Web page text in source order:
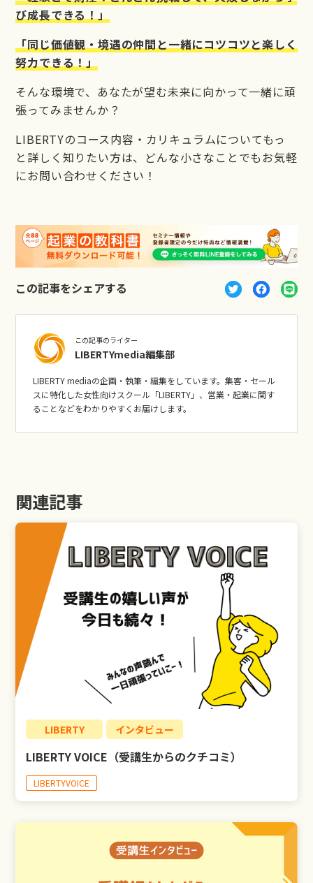
び成長できる！」
「同じ価値観・境遇の仲間と一緒にコツコツと楽しく
努力できる！」
そんな環境で、あなたが望む未来に向かって一緒に頑
張ってみませんか？
LIBERTYのコース内容・カリキュラムについてもっ
と詳しく知りたい方は、どんな小さなことでもお気軽
にお問い合わせください！
この記事をシェアする
この記事のライター
LIBERTYmedia編集部
LIBERTY mediaの企画・執筆・編集をしています。集客・セール
スに特化した女性向けスクール「LIBERTY」、営業・起業に関す
ることなどをわかりやすくお届けします。
関連記事
LIBERTY インタビュー
LIBERTY VOICE（受講生からのクチコミ）
LIBERTYVOICE